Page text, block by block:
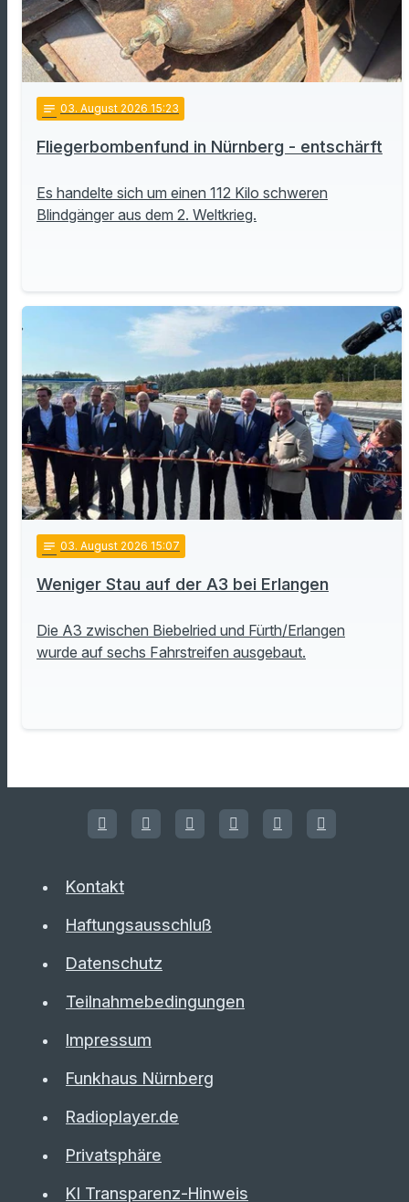
notes 03. August 2026 15:23
Fliegerbombenfund in Nürnberg - entschärft
Es handelte sich um einen 112 Kilo schweren
Blindgänger aus dem 2. Weltkrieg.
notes 03. August 2026 15:07
Weniger Stau auf der A3 bei Erlangen
Die A3 zwischen Biebelried und Fürth/Erlangen
wurde auf sechs Fahrstreifen ausgebaut.
Kontakt
Haftungsausschluß
Datenschutz
Teilnahmebedingungen
Impressum
Funkhaus Nürnberg
Radioplayer.de
Privatsphäre
KI Transparenz-Hinweis